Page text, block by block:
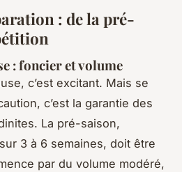
: de la pré-
: foncier et volume
c’est excitant. Mais se
c’est la garantie des
La pré-saison,
3 à 6 semaines, doit être
par du volume modéré,